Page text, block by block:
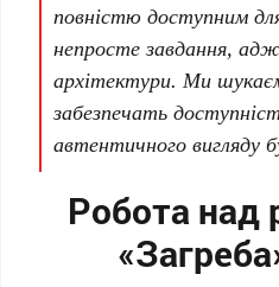
повністю доступним
непросте завдання,
архітектури. Ми
забезпечать
автентичного вигляду
Робота над